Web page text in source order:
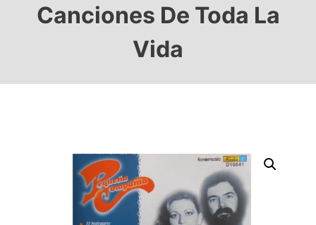
Canciones De Toda La
Vida